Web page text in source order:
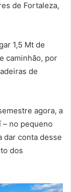
de Fortaleza,
1,5 Mt de
caminhão, por
de
agora, a
no pequeno
dar conta desse
dos